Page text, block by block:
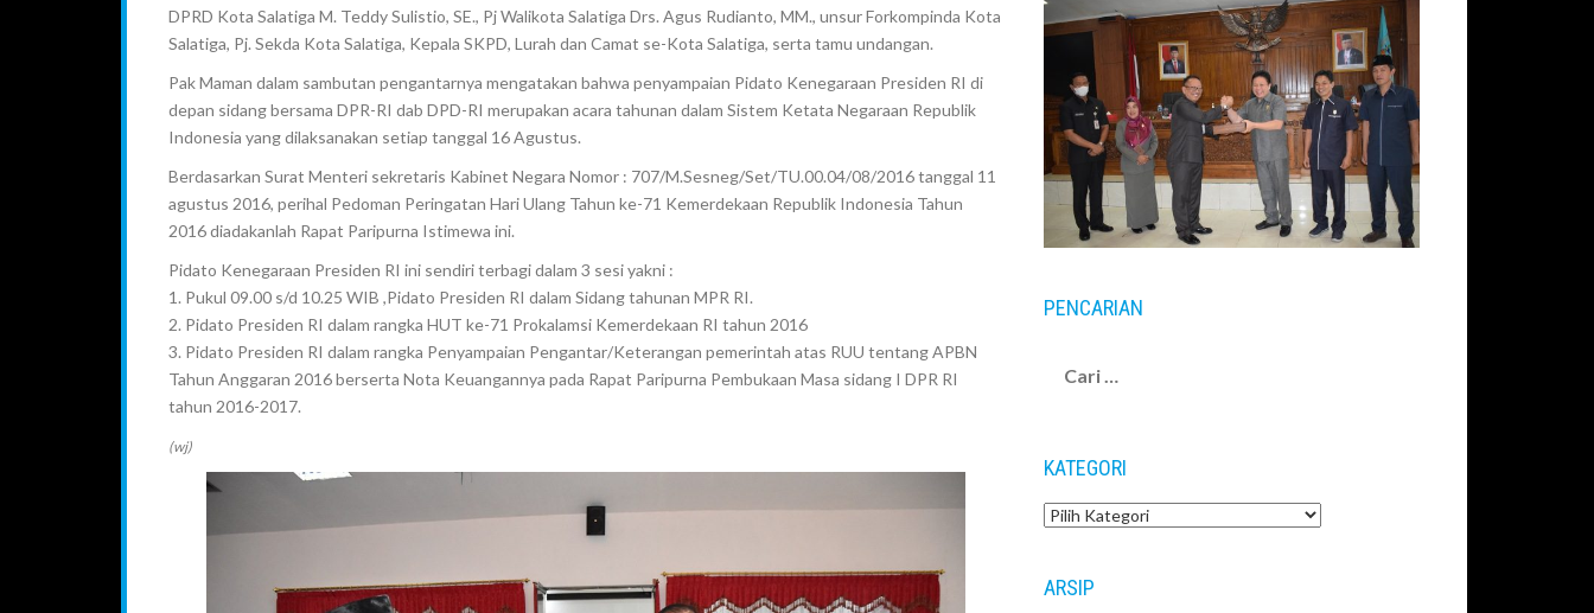
DPRD Kota Salatiga M. Teddy Sulistio, SE., Pj Walikota Salatiga Drs. Agus Rudianto, MM., unsur Forkompinda Kota
Salatiga, Pj. Sekda Kota Salatiga, Kepala SKPD, Lurah dan Camat se-Kota Salatiga, serta tamu undangan.
Pak Maman dalam sambutan pengantarnya mengatakan bahwa penyampaian Pidato Kenegaraan Presiden RI di
depan sidang bersama DPR-RI dab DPD-RI merupakan acara tahunan dalam Sistem Ketata Negaraan Republik
Indonesia yang dilaksanakan setiap tanggal 16 Agustus.
Berdasarkan Surat Menteri sekretaris Kabinet Negara Nomor : 707/M.Sesneg/Set/TU.00.04/08/2016 tanggal 11
agustus 2016, perihal Pedoman Peringatan Hari Ulang Tahun ke-71 Kemerdekaan Republik Indonesia Tahun
2016 diadakanlah Rapat Paripurna Istimewa ini.
Pidato Kenegaraan Presiden RI ini sendiri terbagi dalam 3 sesi yakni :
1. Pukul 09.00 s/d 10.25 WIB ,Pidato Presiden RI dalam Sidang tahunan MPR RI.
2. Pidato Presiden RI dalam rangka HUT ke-71 Prokalamsi Kemerdekaan RI tahun 2016
3. Pidato Presiden RI dalam rangka Penyampaian Pengantar/Keterangan pemerintah atas RUU tentang APBN
Tahun Anggaran 2016 berserta Nota Keuangannya pada Rapat Paripurna Pembukaan Masa sidang I DPR RI
tahun 2016-2017.
(wj)
PENCARIAN
untuk:
KATEGORI
Kategori
ARSIP